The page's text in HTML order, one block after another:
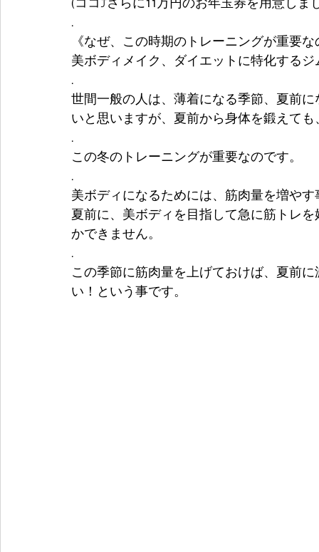
.
《なぜ、この時期のトレーニングが重要な
美ボディメイク、ダイエットに特化するジ
.
世間一般の人は、薄着になる季節、夏前
いと思いますが、夏前から身体を鍛えて
.
この冬のトレーニングが重要なのです。
.
美ボディになるためには、筋肉量を増や
夏前に、美ボディを目指して急に筋トレ
かできません。
.
この季節に筋肉量を上げておけば、夏前
い！という事です。